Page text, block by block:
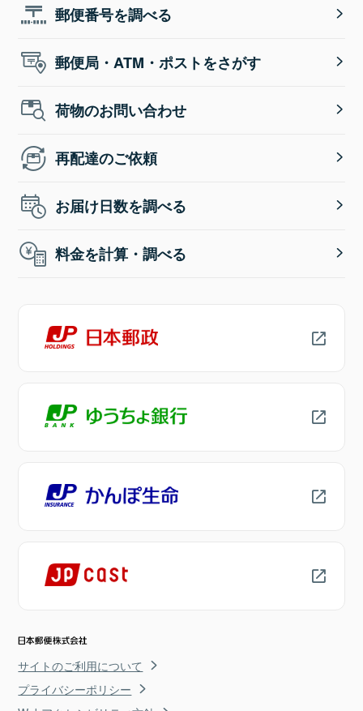
郵便番号を調べる
郵便局・ATM・ポストをさがす
荷物のお問い合わせ
再配達のご依頼
お届け日数を調べる
料金を計算・調べる
サイトのご利用について
プライバシーポリシー